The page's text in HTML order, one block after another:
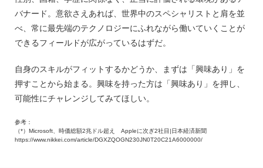
バナード。意欲さえあれば、世界中のスペシャリストと肩を並
べ、常に最先端のテクノロジーにふれながら働いていくことが
できるフィールドが広がっているはずだ。
自身のスキルがフィットするかどうか、まずは「興味あり」を
押すことから始まる。興味を持った方は「興味あり」を押し、
可能性にチャレンジしてみてほしい。
参考：
（*）Microsoft、時価総額2兆ドル超え Appleに次ぎ2社目|日本経済新聞
https://www.nikkei.com/article/DGXZQOGN230JN0T20C21A6000000/